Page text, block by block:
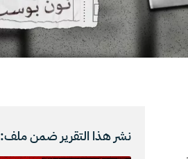
نشر هذا التقرير ضمن ملف: